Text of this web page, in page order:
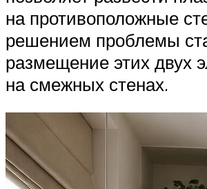
на противоположные
решением проблемы
размещение этих двух
на смежных стенах.